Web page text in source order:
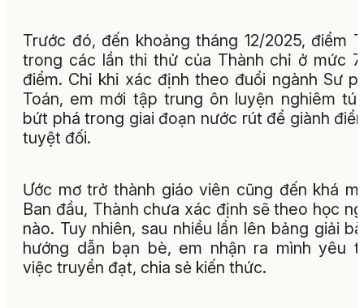
Trước đó, đến khoảng tháng 12/2025, điểm
trong các lần thi thử của Thành chỉ ở mức
điểm. Chỉ khi xác định theo đuổi ngành Sư
Toán, em mới tập trung ôn luyện nghiêm
bứt phá trong giai đoạn nước rút để giành
tuyệt đối.
Ước mơ trở thành giáo viên cũng đến khá
Ban đầu, Thành chưa xác định sẽ theo học
nào. Tuy nhiên, sau nhiều lần lên bảng giải
hướng dẫn bạn bè, em nhận ra mình yêu
việc truyền đạt, chia sẻ kiến thức.